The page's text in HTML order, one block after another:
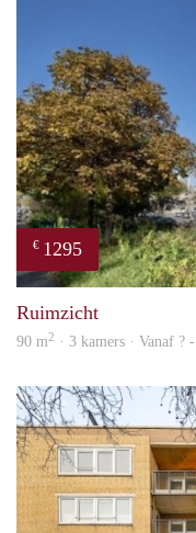
€ 1295
Ruimzicht
90 m2 · 3 kamers · Vanaf ?